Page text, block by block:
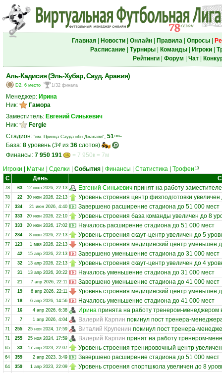
Главная| Новости| Онлайн| Правила| Опросы|
Расписание| Турниры| Команды| Игроки|
Рейтинги| Форум Чат|
Аль-Кадисия (Эль-Хубар, Сауд. Аравия)
D2, 6 место 1/32 финала
Менеджер: Ирина
Ник:
Гамора
Заместитель: Евгений Синькевич
Ник:
Fergie
Стадион: "им. Принца Сауда ибн Джалави", 51тыс.
База: 8 уровень (34 из 36 слотов)
Финансы: 7 950 191
= 7 950к = 7м
Игроки
Матчи Сделки События Финансы Статистика Трофеи 13
С День
78 63 12 июл 2026, 22:13 Евгений Синькевич принят на работу
78 22 30 июн 2026, 22:13 Уровень строения центр физподготовки увеличен
77 334 21 июн 2026, 4:40 Завершено расширение стадиона до 51 000 мест
77 333 20 июн 2026, 22:10 Уровень строения база команды увеличен до 8
77 333 20 июн 2026, 17:02 Началось расширение стадиона до 51 000 мест
77 284 8 июн 2026, 22:13 Уровень строения скаут-центр увеличен до 5
77 123 1 мая 2026, 22:13 Уровень строения медицинский центр уменьшен
77 42 15 апр 2026, 22:13 Завершено уменьшение стадиона до 31 000 мест
77 32 13 апр 2026, 22:13 Уровень строения скаут-центр увеличен до 4
77 31 13 апр 2026, 20:22 Началось уменьшение стадиона до 31 000 мест
77 21 7 апр 2026, 22:11 Завершено уменьшение стадиона до 41 000 мест
77 19 6 апр 2026, 22:11 Уровень строения медицинский центр уменьшен
77 18 6 апр 2026, 14:56 Началось уменьшение стадиона до 41 000 мест
77 16 4 апр 2026, 6:38 Ирина принята на работу тренером-менеджером
77 7 1 апр 2026, 4:04 Валерий Карпин покинул пост тренера-
71 255 25 ноя 2024, 17:59 Виталий Крупенин покинул пост тренера-
71 255 25 ноя 2024, 17:59 Валерий Карпин принят на работу тренером-
65 33 17 апр 2023, 22:07 Уровень строения тренировочный центр
64 359 2 апр 2023, 3:49 Завершено расширение стадиона до 51 000 мест
64 359 1 апр 2023, 22:09 Уровень строения спортшкола увеличен до 8